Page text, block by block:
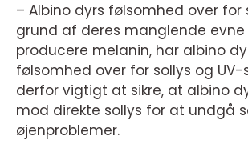
– Albino dyrs følsomhed over for
grund af deres manglende
producere melanin, har albino
følsomhed over for sollys og UV-
derfor vigtigt at sikre, at albino
mod direkte sollys for at undgå
øjenproblemer.